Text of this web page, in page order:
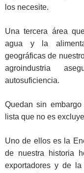
los necesite.
Una tercera área
agua y la
geográficas de
agroindustria
autosuficiencia.
Quedan sin
lista que no es
Uno de ellos es la
de nuestra historia
exportadores y de